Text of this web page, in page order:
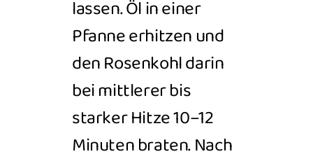
lassen. Öl in einer
Pfanne erhitzen und
den Rosenkohl darin
beimittlerer bis
starker Hitze 10–12
Minuten braten. Nach